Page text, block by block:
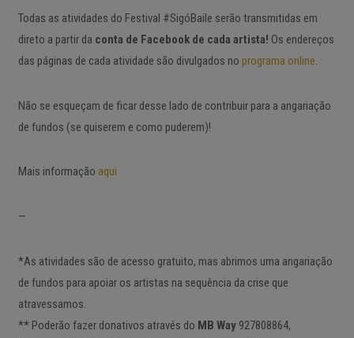
Todas as atividades do Festival #SigóBaile serão transmitidas em
direto a partir da conta de Facebook de cada artista! Os endereços
das páginas de cada atividade são divulgados no programa online.
Não se esqueçam de ficar desse lado de contribuir para a angariação
de fundos (se quiserem e como puderem)!
Mais informação aqui
—
*As atividades são de acesso gratuito, mas abrimos uma angariação
de fundos para apoiar os artistas na sequência da crise que
atravessamos.
** Poderão fazer donativos através do MB Way 927808864,